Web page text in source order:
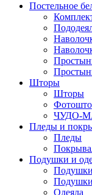
Постельное
Шторы
Шторы
ЧУДО-
Пледы и
Пледы
Подушки и
Подушки
Одеяла